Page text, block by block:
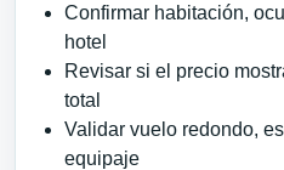
Confirmar habitación,
hotel
Revisar si el precio
total
Validar vuelo redondo,
equipaje